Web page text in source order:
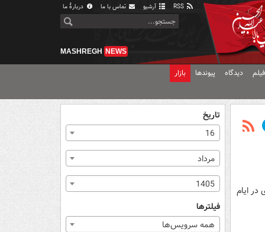
آرشیو تماس با ما دربارهٔ ما
MASHREGH NEWS
دیدگاه پیوندها بازار
قاسم در کرمان، گفت: ۲۲ برنامه محوری در ایام
تاریخ
16
مرداد
1405
فیلترها
همه سرویس‌ها